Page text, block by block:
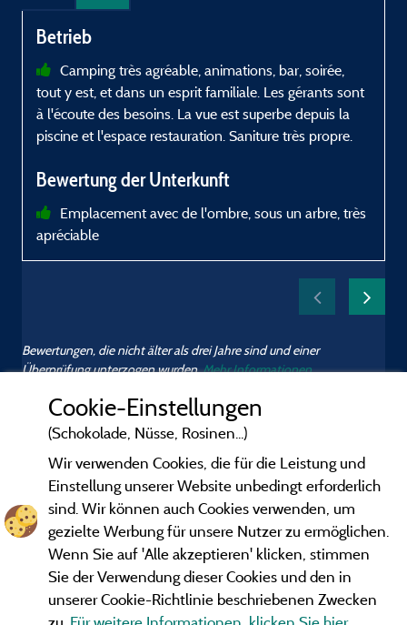
Betrieb
Camping très agréable, animations, bar, soirée,
tout y est, et dans un esprit familiale. Les gérants sont
à l'écoute des besoins. La vue est superbe depuis la
piscine et l'espace restauration. Saniture très propre.
Bewertung der Unterkunft
Emplacement avec de l'ombre, sous un arbre, très
apréciable
Bewertungen, die nicht älter als drei Jahre sind und einer
Überprüfung unterzogen wurden.Mehr Informationen
Cookie-Einstellungen
(Schokolade, Nüsse, Rosinen...)
Wir verwenden Cookies, die für die Leistung und
Einstellung unserer Website unbedingt erforderlich
sind. Wir können auch Cookies verwenden, um
gezielte Werbung für unsere Nutzer zu ermöglichen.
Wenn Sie auf 'Alle akzeptieren' klicken, stimmen
Sie der Verwendung dieser Cookies und den in
unserer Cookie-Richtlinie beschriebenen Zwecken